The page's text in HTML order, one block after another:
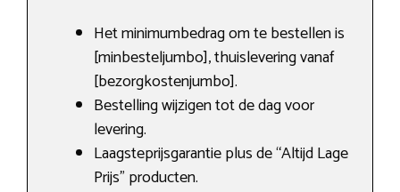
Het minimumbedrag om te bestellen is
[minbesteljumbo], thuislevering vanaf
[bezorgkostenjumbo].
Bestelling wijzigen tot de dag voor
levering.
Laagsteprijsgarantie plus de “Altijd Lage
Prijs” producten.